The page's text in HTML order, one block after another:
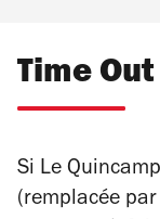
Time
Si Le
(remplacée